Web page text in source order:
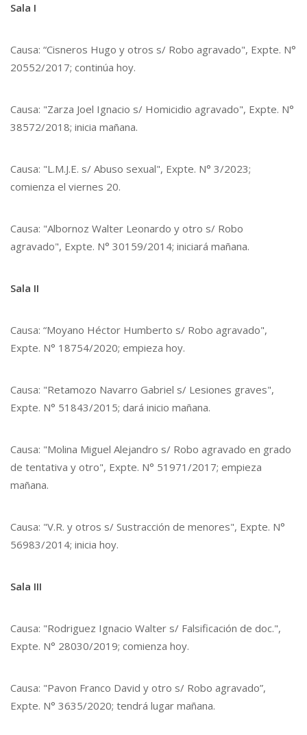
Sala I
Causa: “Cisneros Hugo y otros s/ Robo agravado", Expte. N°
20552/2017; continúa hoy.
Causa: "Zarza Joel Ignacio s/ Homicidio agravado", Expte. N°
38572/2018; inicia mañana.
Causa: "L.M.J.E. s/ Abuso sexual", Expte. N° 3/2023;
comienza el viernes 20.
Causa: "Albornoz Walter Leonardo y otro s/ Robo
agravado", Expte. N° 30159/2014; iniciará mañana.
Sala II
Causa: “Moyano Héctor Humberto s/ Robo agravado",
Expte. N° 18754/2020; empieza hoy.
Causa: "Retamozo Navarro Gabriel s/ Lesiones graves",
Expte. N° 51843/2015; dará inicio mañana.
Causa: "Molina Miguel Alejandro s/ Robo agravado en grado
de tentativa y otro", Expte. N° 51971/2017; empieza
mañana.
Causa: "V.R. y otros s/ Sustracción de menores", Expte. N°
56983/2014; inicia hoy.
Sala III
Causa: "Rodriguez Ignacio Walter s/ Falsificación de doc.",
Expte. N° 28030/2019; comienza hoy.
Causa: "Pavon Franco David y otro s/ Robo agravado”,
Expte. N° 3635/2020; tendrá lugar mañana.